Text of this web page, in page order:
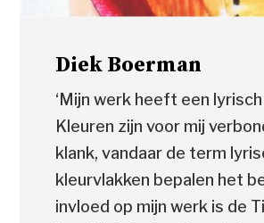
Diek Boerman
‘Mijn werk heeft een
Kleuren zijn voor mij
klank, vandaar de term
kleurvlakken bepalen het
invloed op mijn werk is de